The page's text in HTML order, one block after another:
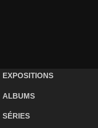
EXPOSITIONS
ALBUMS
SÉRIES